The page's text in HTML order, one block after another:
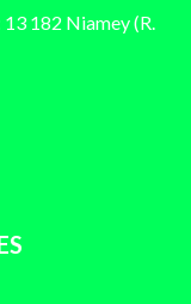
182 Niamey (R.